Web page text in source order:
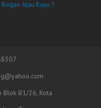
Atau Kayu ?
Blok B1/26, Kota